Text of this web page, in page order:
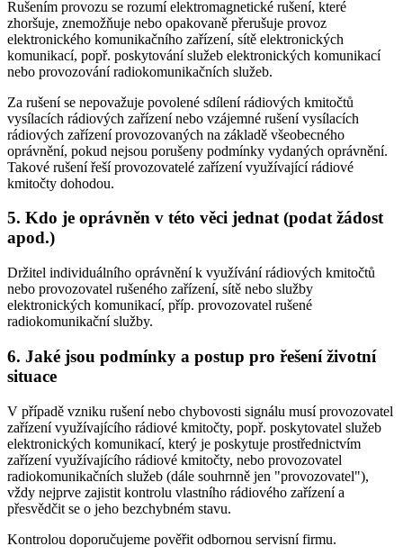
Rušením provozu se rozumí elektromagnetické rušení, které
zhoršuje, znemožňuje nebo opakovaně přerušuje provoz
elektronického komunikačního zařízení, sítě elektronických
komunikací, popř. poskytování služeb elektronických komunikací
nebo provozování radiokomunikačních služeb.
Za rušení se nepovažuje povolené sdílení rádiových kmitočtů
vysílacích rádiových zařízení nebo vzájemné rušení vysílacích
rádiových zařízení provozovaných na základě všeobecného
oprávnění, pokud nejsou porušeny podmínky vydaných oprávnění.
Takové rušení řeší provozovatelé zařízení využívající rádiové
kmitočty dohodou.
5. Kdo je oprávněn v této věci jednat (podat žádost
apod.)
Držitel individuálního oprávnění k využívání rádiových kmitočtů
nebo provozovatel rušeného zařízení, sítě nebo služby
elektronických komunikací, příp. provozovatel rušené
radiokomunikační služby.
6. Jaké jsou podmínky a postup pro řešení životní
situace
V případě vzniku rušení nebo chybovosti signálu musí provozovatel
zařízení využívajícího rádiové kmitočty, popř. poskytovatel služeb
elektronických komunikací, který je poskytuje prostřednictvím
zařízení využívajícího rádiové kmitočty, nebo provozovatel
radiokomunikačních služeb (dále souhrnně jen "provozovatel"),
vždy nejprve zajistit kontrolu vlastního rádiového zařízení a
přesvědčit se o jeho bezchybném stavu.
Kontrolou doporučujeme pověřit odbornou servisní firmu.